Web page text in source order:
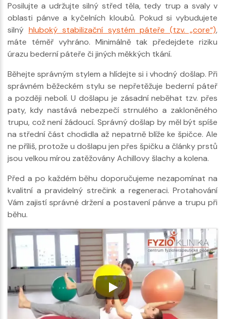
Posilujte a udržujte silný střed těla, tedy trup a svaly v
oblasti pánve a kyčelních kloubů. Pokud si vybudujete
silný hluboký stabilizační systém páteře (tzv. „core“),
máte téměř vyhráno. Minimálně tak předejdete riziku
úrazu bederní páteře či jiných měkkých tkání.
Běhejte správným stylem a hlídejte si i vhodný došlap. Při
správném běžeckém stylu se nepřetěžuje bederní páteř
a později nebolí. U došlapu je zásadní neběhat tzv. přes
paty, kdy nastává nebezpečí strnulého a zakloněného
trupu, což není žádoucí. Správný došlap by měl být spíše
na střední část chodidla až nepatrně blíže ke špičce. Ale
ne příliš, protože u došlapu jen přes špičku a články prstů
jsou velkou mírou zatěžovány Achillovy šlachy a kolena.
Před a po každém běhu doporučujeme nezapomínat na
kvalitní a pravidelný strečink a regeneraci. Protahování
Vám zajistí správné držení a postavení pánve a trupu při
běhu.